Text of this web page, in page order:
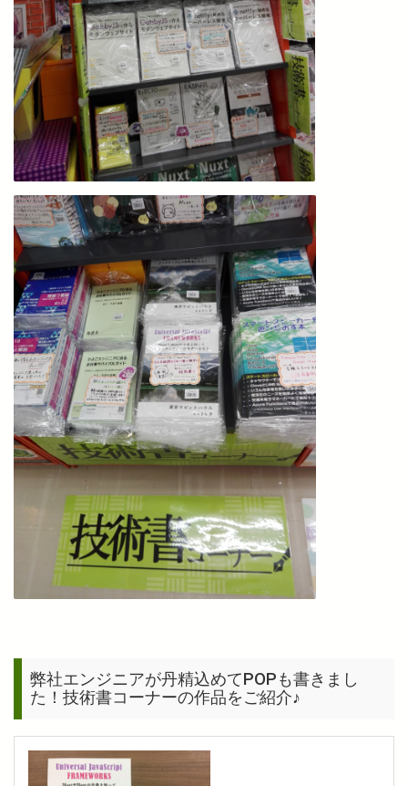
弊社エンジニアが丹精込めてPOPも書きまし
た！技術書コーナーの作品をご紹介♪